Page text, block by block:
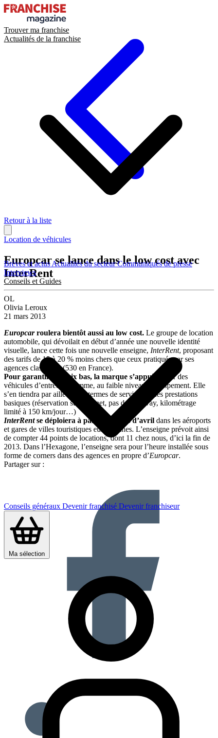
Trouver ma franchise
Actualités de la franchise
Brèves et actusActualités du secteurCommuniqués de presse
Interviews
Conseils et Guides
Conseils généraux Devenir franchisé Devenir franchiseur
Ma sélection
Retour à la liste
Location de véhicules
Europcar se lance dans le low cost avec
InterRent
OL
Olivia Leroux
21 mars 2013
Europcarroulera bientôt aussi au low cost. Le groupe de location
automobile, qui dévoilait en début d’année une nouvelle identité
visuelle, lance cette fois une nouvelle enseigne, InterRent, proposant
des tarifs de 15 à 20 % moins chers que ceux pratiqués par ses
agences classiques (530 en France).
Pour garantir ces prix bas, la marque s’appuiera
sur des
véhicules d’entrée de gamme, au faible niveau d’équipement. Elle
s’en tiendra par ailleurs, en termes de services, à des prestations
basiques (réservation sur Internet, pas de one-way, kilométrage
limité à 150 km/jour…)
InterRentse déploiera à partir du mois d’avril dans les aéroports
et gares de villes touristiques européennes. L’enseigne prévoit ainsi
de compter 44 points de locations, dont 11 chez nous, d’ici la fin de
2013. Dans l’Hexagone, l’enseigne sera pour l’heure installée sous
forme de corners dans des agences en propre d’Europcar.
Partager sur :